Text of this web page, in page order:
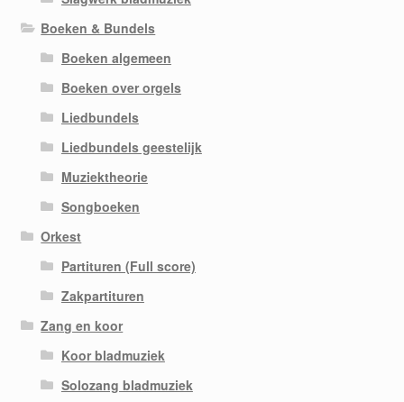
Boeken & Bundels
Boeken algemeen
Boeken over orgels
Liedbundels
Liedbundels geestelijk
Muziektheorie
Songboeken
Orkest
Partituren (Full score)
Zakpartituren
Zang en koor
Koor bladmuziek
Solozang bladmuziek